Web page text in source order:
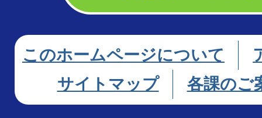
このホームページについて
サイトマップ
各課のご